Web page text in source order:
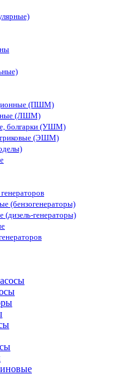
(ПШМ)
(ЛШМ)
болгарки (УШМ)
(ЭШМ)
(бензогенераторы)
(дизель-генераторы)